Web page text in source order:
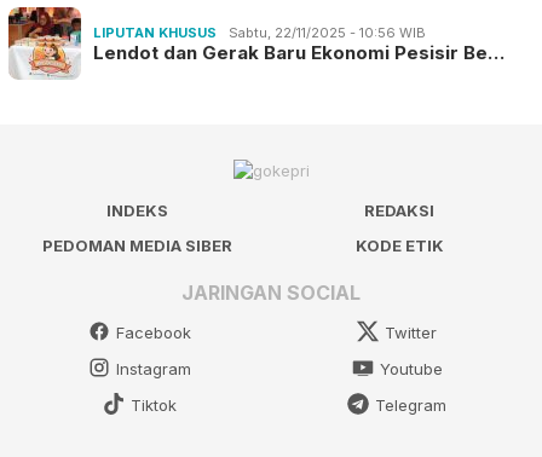
LIPUTAN KHUSUS Sabtu, 22/11/2025 - 10:56 WIB
Lendot dan Gerak Baru Ekonomi Pesisir Be…
INDEKS
REDAKSI
PEDOMAN MEDIA SIBER
KODE ETIK
JARINGAN SOCIAL
Facebook
Twitter
Instagram
Youtube
Tiktok
Telegram